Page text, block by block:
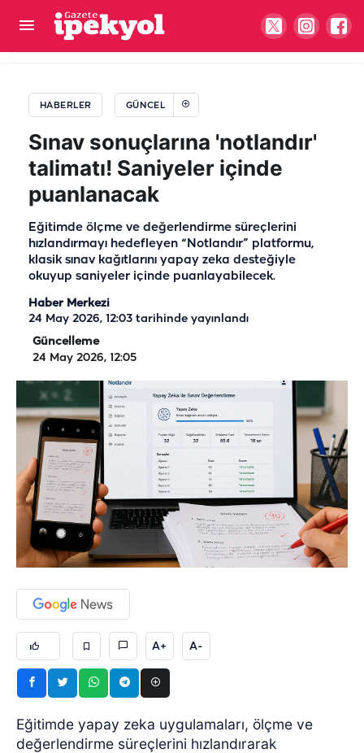
HABERLER GÜNCEL
Sınav sonuçlarına 'notlandır'
talimatı! Saniyeler içinde
puanlanacak
Eğitimde ölçme ve değerlendirme süreçlerini
hızlandırmayı hedefleyen “Notlandır” platformu,
klasik sınav kağıtlarını yapay zeka desteğiyle
okuyup saniyeler içinde puanlayabilecek.
Haber Merkezi
24 May 2026, 12:03 tarihinde yayınlandı
Güncelleme
24 May 2026, 12:05
A+ A-
Eğitimde yapay zeka uygulamaları, ölçme ve
değerlendirme süreçlerini hızlandırarak
Gıda denetimlerinde temmuz ayı bilançosu: 107